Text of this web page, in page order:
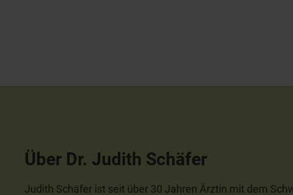
Über Dr. Judith Schäfer
Judith Schäfer ist seit über 30 Jahren Ärztin mit dem